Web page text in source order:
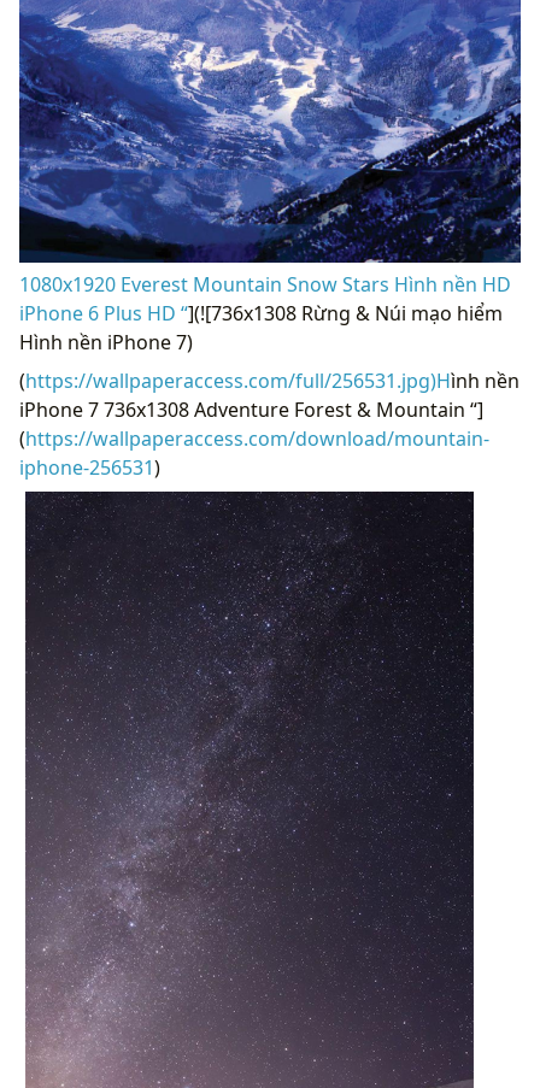
1080x1920 Everest Mountain Snow Stars Hình nền HD
iPhone 6 Plus HD “](![736x1308 Rừng & Núi mạo hiểm
Hình nền iPhone 7)
(https://wallpaperaccess.com/full/256531.jpg)Hình nền
iPhone 7 736x1308 Adventure Forest & Mountain “]
(https://wallpaperaccess.com/download/mountain-
iphone-256531)